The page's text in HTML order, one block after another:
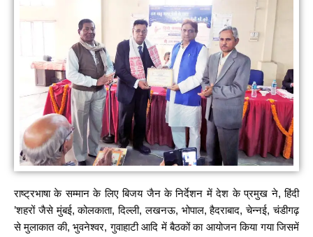
राष्ट्रभाषा के सम्मान के लिए बिजय जैन के निर्देशन में देश के प्रमुख ने, हिंदी
’शहरों जैसे मुंबई, कोलकाता, दिल्ली, लखनऊ, भोपाल, हैदराबाद, चेन्नई, चंडीगढ़
से मुलाकात की, भुवनेश्वर, गुवाहाटी आदि में बैठकों का आयोजन किया गया जिसमें